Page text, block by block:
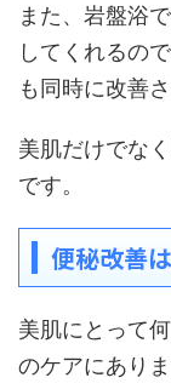
また、岩盤浴
してくれるの
も同時に改善
美肌だけでな
です。
便秘改善
美肌にとって
のケアにありま